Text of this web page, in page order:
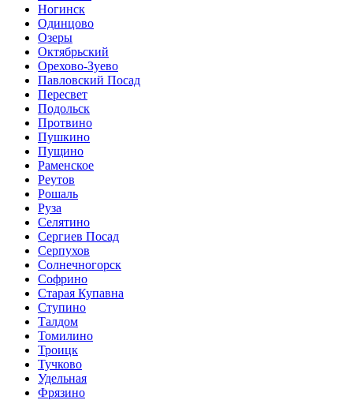
Ногинск
Одинцово
Озеры
Октябрьский
Орехово-Зуево
Павловский Посад
Пересвет
Подольск
Протвино
Пушкино
Пущино
Раменское
Реутов
Рошаль
Руза
Селятино
Сергиев Посад
Серпухов
Солнечногорск
Софрино
Старая Купавна
Ступино
Талдом
Томилино
Троицк
Тучково
Удельная
Фрязино